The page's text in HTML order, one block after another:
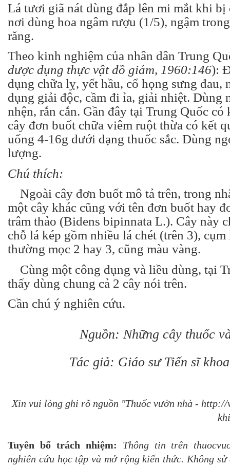
Lá tươi giã nát dùng đắp lên mi mắt khi bị
nơi dùng hoa ngâm rượu (1/5), ngậm
răng.
Theo kinh nghiệm của nhân dân Trung
dược dụng thực vật đồ giám, 1960:146):
dụng chữa lỵ, yết hầu, cổ họng sưng đau,
dụng giải độc, cầm đi ỉa, giải nhiệt. Dùng
nhện, rắn cắn. Gần đây tại Trung Quốc
cây đơn buốt chữa viêm ruột thừa có kết
uống 4-16g dưới dạng thuốc sắc. Dùng
lượng.
Chú thích:
Ngoài cây đơn buốt mô tả trên, trong
một cây khác cũng với tên đơn buốt hay
trâm thảo (Bidens bipinnata L.). Cây này
chỗ lá kép gồm nhiều lá chét (trên 3),
thường mọc 2 hay 3, cũng màu vàng.
Cùng một công dụng và liều dùng, tại
thấy dùng chung cả 2 cây nói trên.
Cần chú ý nghiên cứu.
Nguồn: Những cây thuốc
Tác giả: Giáo sư Tiến sĩ
Xin vui lòng ghi rõ nguồn "Thuốc vườn nhà - http://
Tuyên bố trách nhiệm:
Thông tin trên
nghiên cứu học tập và mở rộng kiến thức. Không